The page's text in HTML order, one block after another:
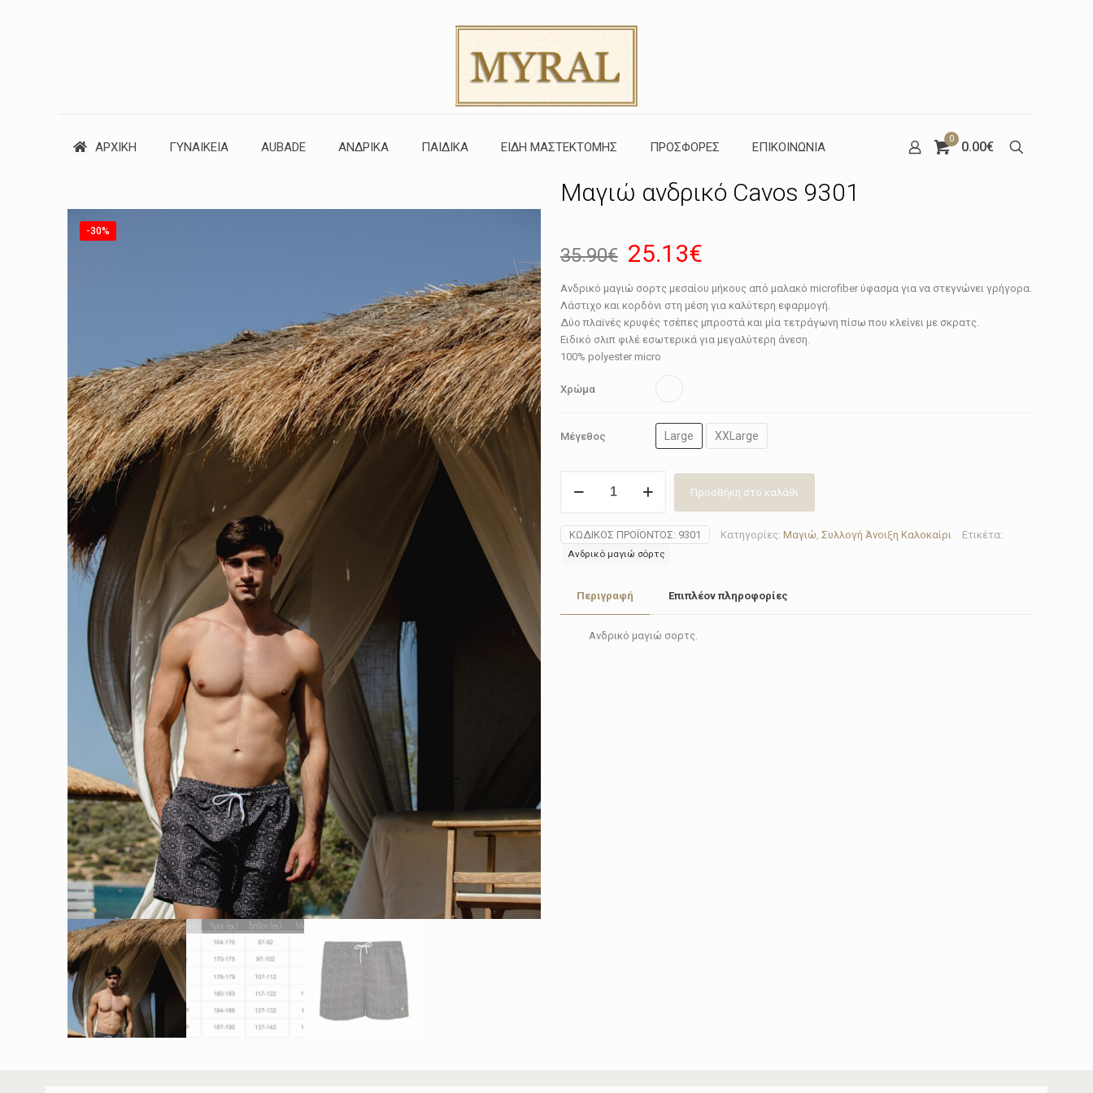
ΑΡΧΙΚΗ ΓΥΝΑΙΚΕΙΑ AUBADE ΑΝΔΡΙΚΑ ΠΑΙΔΙΚΑ ΕΙΔΗ ΜΑΣΤΕΚΤΟΜΗΣ ΠΡΟΣΦΟΡΕΣ ΕΠΙΚΟΙΝΩΝΙΑ
0
0.00€
-30%
Μαγιώ ανδρικό Cavos 9301
35.90€ Original
price
was:
35.90€.
25.13€
τρέχουσα
τιμή
είναι:
25.13€.
Ανδρικό μαγιώ σορτς μεσαίου μήκους από μαλακό microfiber ύφασμα για να στεγνώνει γρήγορα.
Λάστιχο και κορδόνι στη μέση για καλύτερη εφαρμογή.
Δύο πλαϊνές κρυφές τσέπες μπροστά και μία τετράγωνη πίσω που κλείνει με σκρατς.
Ειδικό σλιπ φιλέ εσωτερικά για μεγαλύτερη άνεση.
100% polyester micro
Χρώμα
Μέγεθος Large XXLarge
ανδρικό
9301
ποσότητα
Προσθήκη στο καλάθι
ΚΩΔΙΚΌΣ ΠΡΟΪΌΝΤΟΣ: 9301 Κατηγορίες: Μαγιώ, Συλλογή Άνοιξη Καλοκαίρι Ετικέτα:
Ανδρικό μαγιώ σόρτς
Περιγραφή Επιπλέον πληροφορίες
Ανδρικό μαγιώ σορτς.